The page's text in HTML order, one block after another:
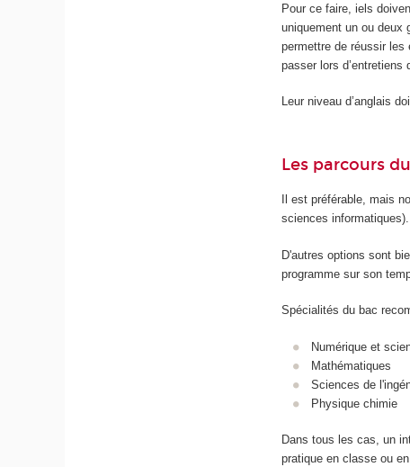
Pour ce faire, iels
uniquement un ou deux
permettre de réussir
passer lors d’entretiens
Leur niveau d’anglais
Les parcours
Il est préférable, mais
sciences informatiques).
D'autres options sont
programme sur son
Spécialités du bac
Numérique et
Mathématiques
Sciences de
Physique chimie
Dans tous les cas, un
pratique en classe ou